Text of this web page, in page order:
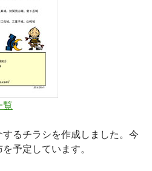
覧
るチラシを作成しました。今
予定しています。